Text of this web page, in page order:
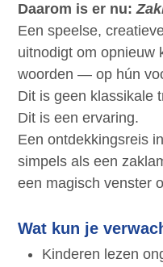
Daarom is er nu:
Een speelse,
uitnodigt om opnieuw
woorden — op hún
Dit is geen klassikale
Dit is een ervaring.
Een ontdekkingsreis
simpels als een
een magisch venster
Wat kun je
Kinderen lezen